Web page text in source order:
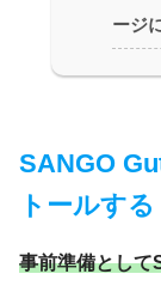
ージ
SANGO
トールする
事前準備として